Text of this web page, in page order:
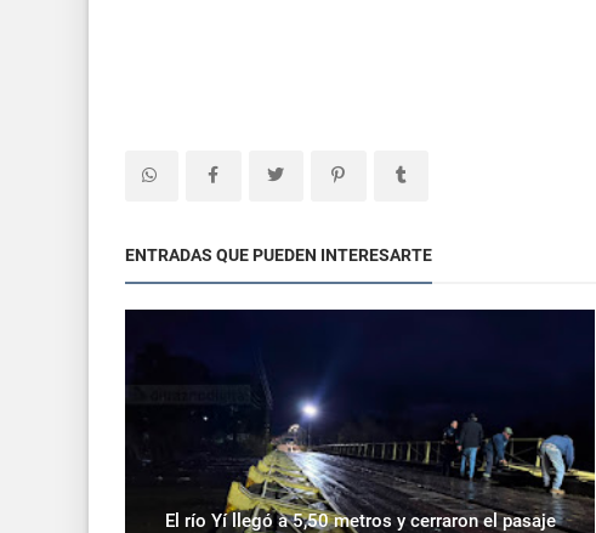
ENTRADAS QUE PUEDEN INTERESARTE
El río Yí llegó a 5,50 metros y cerraron el pasaje